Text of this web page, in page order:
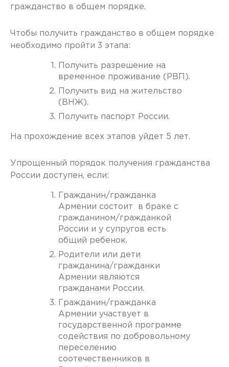
гражданство в общем порядке.
Чтобы получить гражданство в общем порядке
необходимо пройти 3 этапа:
Получить разрешение на
временное проживание (РВП).
Получить вид на жительство
(ВНЖ).
Получить паспорт России.
На прохождение всех этапов уйдет 5 лет.
Упрощенный порядок получения гражданства
России доступен, если:
Гражданин/гражданка
Армении состоит в браке с
гражданином/гражданкой
России и у супругов есть
общий ребенок.
Родители или дети
гражданина/гражданки
Армении являются
гражданами России.
Гражданин/гражданка
Армении участвует в
государственной программе
содействия по добровольному
переселению
соотечественников в